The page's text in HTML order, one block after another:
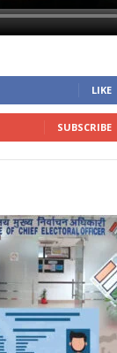
LIKE
SUBSCRIBE